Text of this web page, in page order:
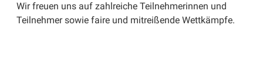
Wir freuen uns auf zahlreiche Teilnehmerinnen und
Teilnehmer sowie faire und mitreißende Wettkämpfe.